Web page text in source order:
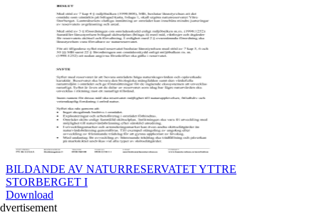
BILDANDE AV NATURRESERVATET YTTRE
STORBERGET I
Download